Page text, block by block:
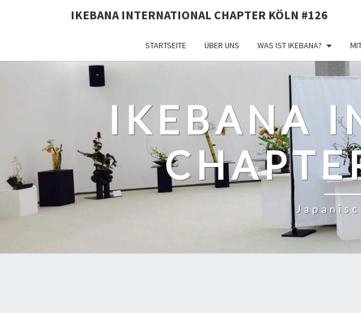
IKEBANA INTERNATIONAL CHAPTER KÖLN #126
STARTSEITE ÜBER UNS WAS IST IKEBANA?
IKEBANA